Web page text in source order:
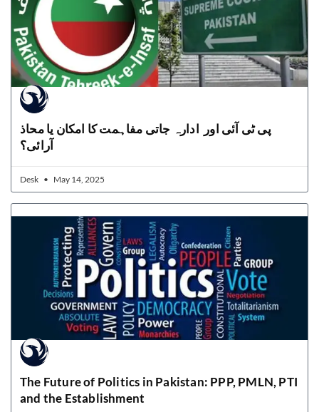
پی ٹی آئی اور ادارہ جاتی مفاہمت کا امکان یا محاذ
آرائی؟
Desk May 14, 2025
The Future of Politics in Pakistan: PPP, PMLN, PTI
and the Establishment